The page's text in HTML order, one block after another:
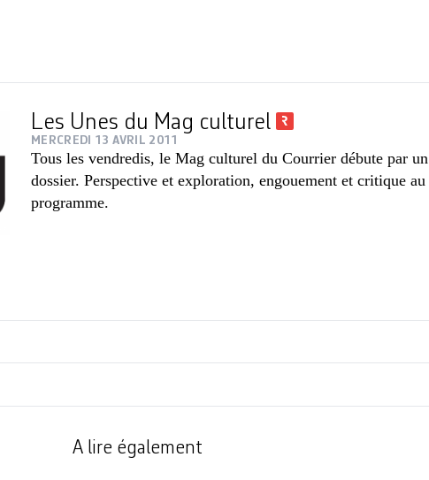
Les Unes du Mag culturel
MERCREDI 13 AVRIL 2011
Tous les vendredis, le Mag culturel du Courrier débute par un
dossier. Perspective et exploration, engouement et critique au
programme.
A lire également